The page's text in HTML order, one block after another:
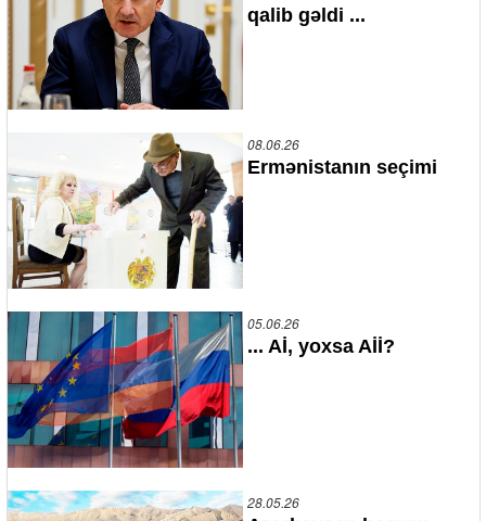
qalib gəldi ...
08.06.26
Ermənistanın seçimi
05.06.26
... Aİ, yoxsa Aİİ?
28.05.26